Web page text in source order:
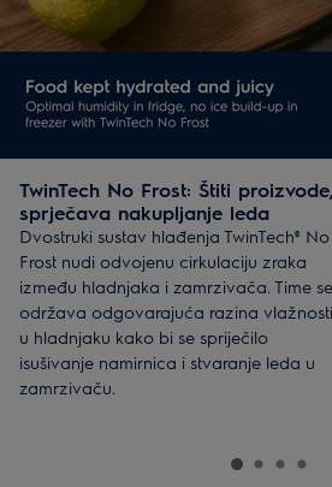
TwinTech No Frost: Štiti proizvode,
sprječava nakupljanje leda
Dvostruki sustav hlađenja TwinTech® No
Frost nudi odvojenu cirkulaciju zraka
između hladnjaka i zamrzivača. Time se
održava odgovarajuća razina vlažnosti
u hladnjaku kako bi se spriječilo
isušivanje namirnica i stvaranje leda u
zamrzivaču.